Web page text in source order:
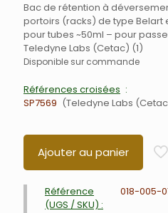
Bac de rétention à
portoirs (racks) de type Belart
pour tubes ~50ml – pour
Teledyne Labs (Cetac) (1)
Disponible sur commande
Références croisées
SP7569
Teledyne Labs
Ajouter au panier
Référence
(UGS / SKU) :
018-005-